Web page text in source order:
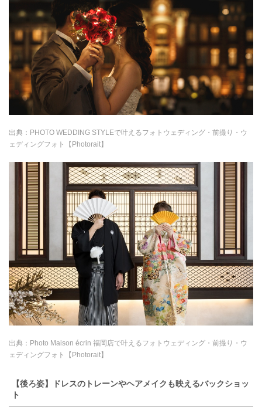
出典： PHOTO WEDDING STYLEで叶えるフォトウェディング・前撮り・ウ
ェディングフォト【Photorait】
出典： Photo Maison écrin 福岡店で叶えるフォトウェディング・前撮り・ウ
ェディングフォト【Photorait】
【後ろ姿】ドレスのトレーンやヘアメイクも映えるバックショッ
ト